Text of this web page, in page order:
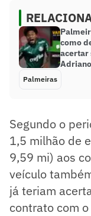
como
acertar
Adriano
Palmeiras
Segundo o
1,5 milhão de
9,59 mi) aos
veículo
já teriam
contrato com o